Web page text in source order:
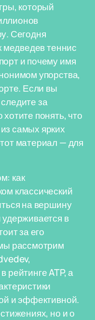
который
Сегодня
медведев теннис
и почему имя
упорства,
Если вы
за
понять, что
самых ярких
материал — для
как
классический
на вершину
в
за его
рассмотрим
рейтинге ATP, а
и эффективной.
но и о